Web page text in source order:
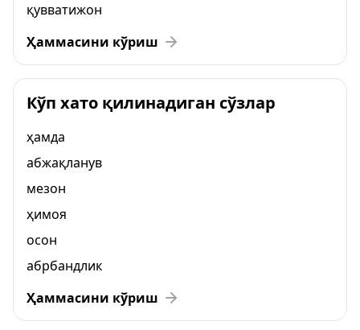
қувватижон
Ҳаммасини кўриш
Кўп хато қилинадиган сўзлар
ҳамда
абжақланув
мезон
ҳимоя
осон
абрбандлик
Ҳаммасини кўриш